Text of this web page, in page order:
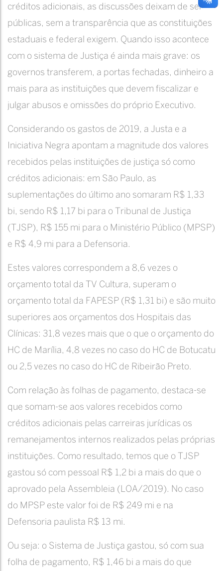
créditos adicionais, as discussões deixam de ser
públicas, sem a transparência que as constituições
estaduais e federal exigem. Quando isso acontece
com o sistema de Justiça é ainda mais grave: os
governos transferem, a portas fechadas, dinheiro a
mais para as instituições que devem fiscalizar e
julgar abusos e omissões do próprio Executivo.
Considerando os gastos de 2019, a Justa e a
Iniciativa Negra apontam a magnitude dos valores
recebidos pelas instituições de justiça só como
créditos adicionais: em São Paulo, as
suplementações do último ano somaram R$ 1,33
bi, sendo R$ 1,17 bi para o Tribunal de Justiça
(TJSP), R$ 155 mi para o Ministério Público (MPSP)
e R$ 4,9 mi para a Defensoria.
Estes valores correspondem a 8,6 vezes o
orçamento total da TV Cultura, superam o
orçamento total da FAPESP (R$ 1,31 bi) e são muito
superiores aos orçamentos dos Hospitais das
Clínicas: 31,8 vezes mais que o que o orçamento do
HC de Marília, 4,8 vezes no caso do HC de Botucatu
ou 2,5 vezes no caso do HC de Ribeirão Preto.
Com relação às folhas de pagamento, destaca-se
que somam-se aos valores recebidos como
créditos adicionais pelas carreiras jurídicas os
remanejamentos internos realizados pelas próprias
instituições. Como resultado, temos que o TJSP
gastou só com pessoal R$ 1,2 bi a mais do que o
aprovado pela Assembleia (LOA/2019). No caso
do MPSP este valor foi de R$ 249 mi e na
Defensoria paulista R$ 13 mi.
Ou seja: o Sistema de Justiça gastou, só com sua
folha de pagamento, R$ 1,46 bi a mais do que